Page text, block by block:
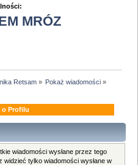
MRÓZ
Retsam» Pokaż wiadomości»
o Profilu
wiadomości wysłane przez tego
tylko wiadomości wysłane w